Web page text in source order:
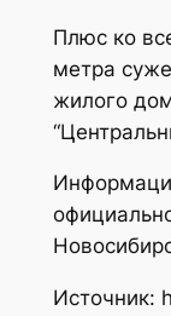
Плюс ко
метра
жилого
Источник: